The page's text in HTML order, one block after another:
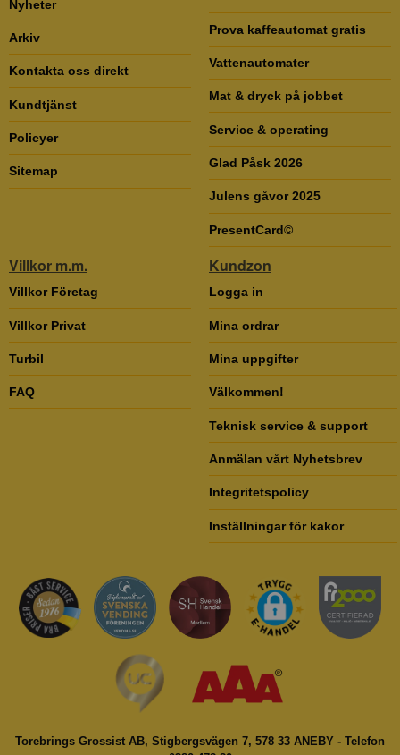
Nyheter
Arkiv
Kontakta oss direkt
Kundtjänst
Policyer
Sitemap
Prova kaffeautomat gratis
Vattenautomater
Mat & dryck på jobbet
Service & operating
Glad Påsk 2026
Julens gåvor 2025
PresentCard©
Villkor m.m.
Villkor Företag
Villkor Privat
Turbil
FAQ
Kundzon
Logga in
Mina ordrar
Mina uppgifter
Välkommen!
Teknisk service & support
Anmälan vårt Nyhetsbrev
Integritetspolicy
Inställningar för kakor
Torebrings Grossist AB, Stigbergsvägen 7, 578 33 ANEBY - Telefon